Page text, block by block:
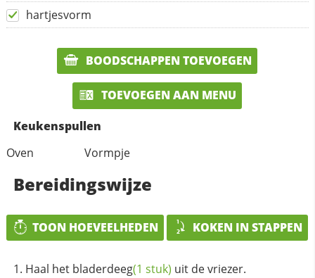
hartjesvorm
BOODSCHAPPEN TOEVOEGEN
TOEVOEGEN AAN MENU
Keukenspullen
Oven
Vormpje
Bereidingswijze
TOON HOEVEELHEDEN KOKEN IN STAPPEN
Haal het bladerdeeg(1 stuk) uit de vriezer.